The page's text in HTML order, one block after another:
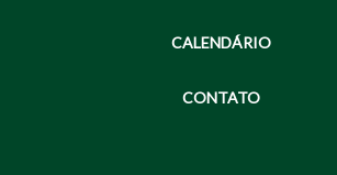
CALENDÁRIO
CONTATO